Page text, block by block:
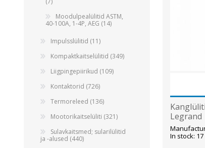
Legrand
In stock: 17
Moodulpealülitid ASTM,
40-100A, 1-4P, AEG (14)
Impulsslülitid (11)
Kompaktkaitselülitid (349)
Liigpingepiirikud (109)
Kontaktorid (726)
Termoreleed (136)
Mootorikaitselüliti (321)
Sulavkaitsmed; sularilülitid
ja -alused (440)